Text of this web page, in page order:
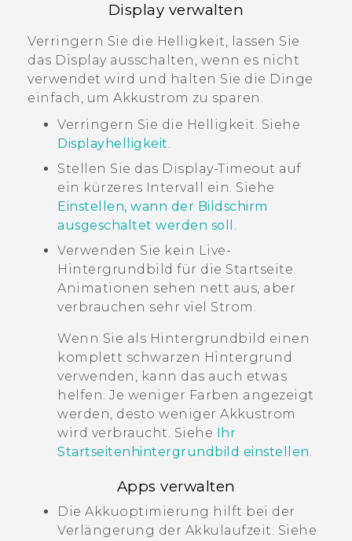
Display verwalten
Verringern Sie die Helligkeit, lassen Sie
das Display ausschalten, wenn es nicht
verwendet wird und halten Sie die Dinge
einfach, um Akkustrom zu sparen.
Verringern Sie die Helligkeit. Siehe
Displayhelligkeit.
Stellen Sie das Display-Timeout auf
ein kürzeres Intervall ein. Siehe
Einstellen, wann der Bildschirm
ausgeschaltet werden soll .
Verwenden Sie kein Live-
Hintergrundbild für die Startseite.
Animationen sehen nett aus, aber
verbrauchen sehr viel Strom.
Wenn Sie als Hintergrundbild einen
komplett schwarzen Hintergrund
verwenden, kann das auch etwas
helfen. Je weniger Farben angezeigt
werden, desto weniger Akkustrom
wird verbraucht. Siehe Ihr
Startseitenhintergrundbild einstellen.
Apps verwalten
Die Akkuoptimierung hilft bei der
Verlängerung der Akkulaufzeit. Siehe